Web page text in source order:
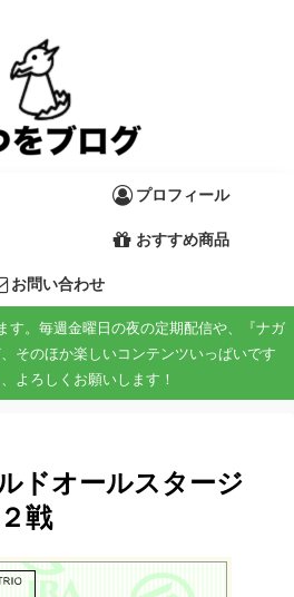
プロフィール
おすすめ商品
お問い合わせ
す。毎週金曜日の夜の定期配信や、『ナガ
そのほか楽しいコンテンツいっぱいです
よろしくお願いします！
ドオールスタージ
戦